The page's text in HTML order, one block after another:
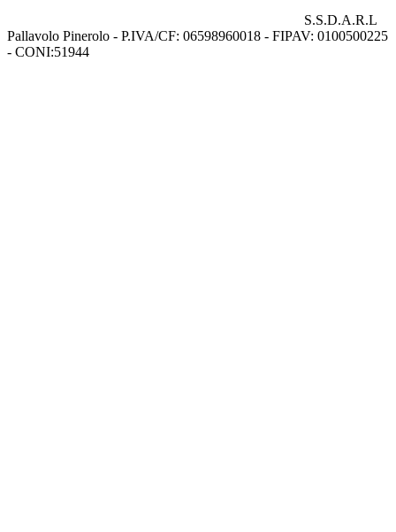
S.S.D.A.R.L
Pallavolo Pinerolo - P.IVA/CF: 06598960018 - FIPAV: 0100500225
- CONI:51944